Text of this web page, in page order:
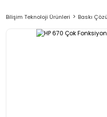
Bilişim Teknoloji Ürünleri Baskı